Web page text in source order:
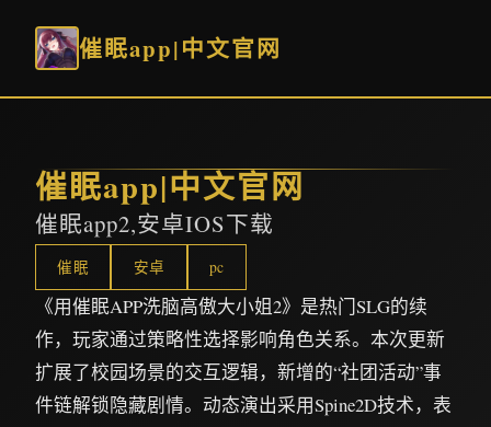
催眠app|中文官网
催眠app|中文官网
催眠app2,安卓IOS下载
催眠 安卓 pc
《用催眠APP洗脑高傲大小姐2》是热门SLG的续
作，玩家通过策略性选择影响角色关系。本次更新
扩展了校园场景的交互逻辑，新增的“社团活动”事
件链解锁隐藏剧情。动态演出采用Spine2D技术，表